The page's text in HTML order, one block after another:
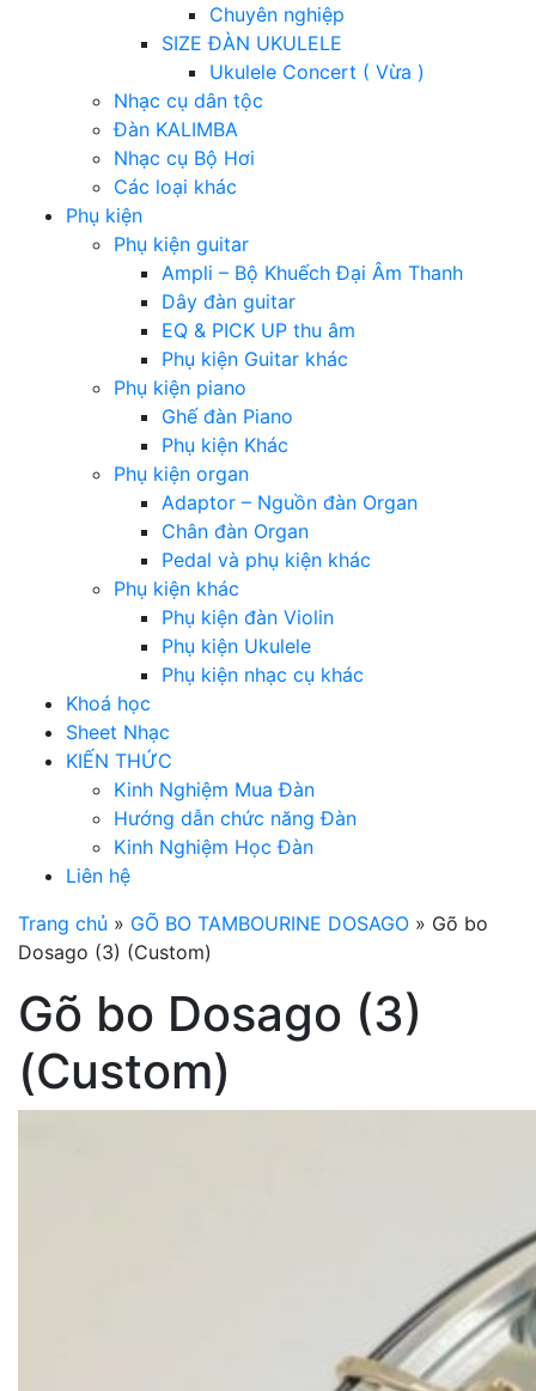
Chuyên nghiệp
SIZE ĐÀN UKULELE
Ukulele Concert ( Vừa )
Nhạc cụ dân tộc
Đàn KALIMBA
Nhạc cụ Bộ Hơi
Các loại khác
Phụ kiện
Phụ kiện guitar
Ampli – Bộ Khuếch Đại Âm Thanh
Dây đàn guitar
EQ & PICK UP thu âm
Phụ kiện Guitar khác
Phụ kiện piano
Ghế đàn Piano
Phụ kiện Khác
Phụ kiện organ
Adaptor – Nguồn đàn Organ
Chân đàn Organ
Pedal và phụ kiện khác
Phụ kiện khác
Phụ kiện đàn Violin
Phụ kiện Ukulele
Phụ kiện nhạc cụ khác
Khoá học
Sheet Nhạc
KIẾN THỨC
Kinh Nghiệm Mua Đàn
Hướng dẫn chức năng Đàn
Kinh Nghiệm Học Đàn
Liên hệ
Trang chủ » GÕ BO TAMBOURINE DOSAGO » Gõ bo
Dosago (3) (Custom)
Gõ bo Dosago (3)
(Custom)